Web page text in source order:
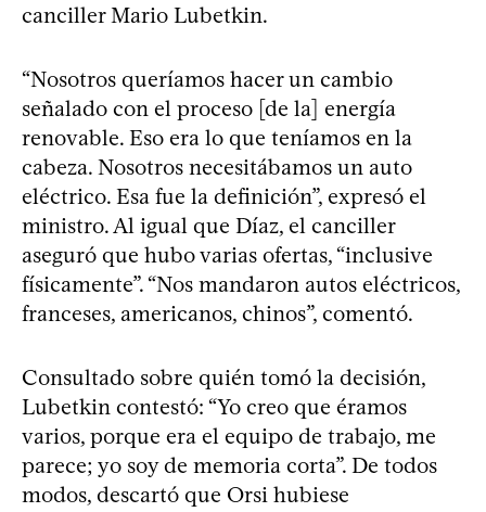
canciller Mario Lubetkin.
“Nosotros queríamos hacer un cambio
señalado con el proceso [de la] energía
renovable. Eso era lo que teníamos en la
cabeza. Nosotros necesitábamos un auto
eléctrico. Esa fue la definición”, expresó el
ministro. Al igual que Díaz, el canciller
aseguró que hubo varias ofertas, “inclusive
físicamente”. “Nos mandaron autos eléctricos,
franceses, americanos, chinos”, comentó.
Consultado sobre quién tomó la decisión,
Lubetkin contestó: “Yo creo que éramos
varios, porque era el equipo de trabajo, me
parece; yo soy de memoria corta”. De todos
modos, descartó que Orsi hubiese